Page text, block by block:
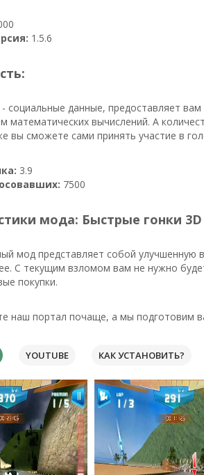
1.5.6
социальные данные, предоставляет
математических вычислений. А
вы сможете сами принять участие в
3.9
7500
мода: Быстрые гонки
мод представляет собой улучшенную
С текущим взломом вам не нужно
покупки.
наш портал почаще, а мы подготовим
YOUTUBE КАК УСТАНОВИТЬ?